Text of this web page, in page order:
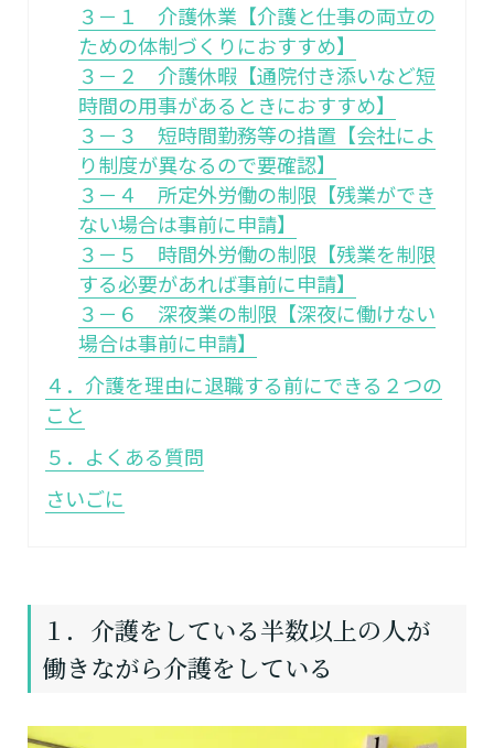
３－１ 介護休業【介護と仕事の両立の
ための体制づくりにおすすめ】
３－２ 介護休暇【通院付き添いなど短
時間の用事があるときにおすすめ】
３－３ 短時間勤務等の措置【会社によ
り制度が異なるので要確認】
３－４ 所定外労働の制限【残業ができ
ない場合は事前に申請】
３－５ 時間外労働の制限【残業を制限
する必要があれば事前に申請】
３－６ 深夜業の制限【深夜に働けない
場合は事前に申請】
４．介護を理由に退職する前にできる２つの
こと
５．よくある質問
さいごに
１．介護をしている半数以上の人が
働きながら介護をしている